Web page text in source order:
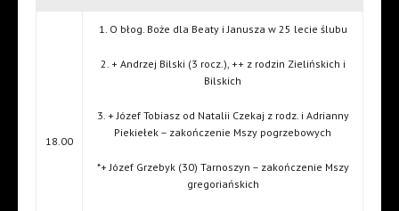
18.00
1. O błog. Boże dla Beaty i Janusza w 25 lecie ślubu
2. + Andrzej Bilski (3 rocz.), ++ z rodzin Zielińskich i
Bilskich
3. + Józef Tobiasz od Natalii Czekaj z rodz. i Adrianny
Piekiełek – zakończenie Mszy pogrzebowych
*+ Józef Grzebyk (30) Tarnoszyn – zakończenie Mszy
gregoriańskich